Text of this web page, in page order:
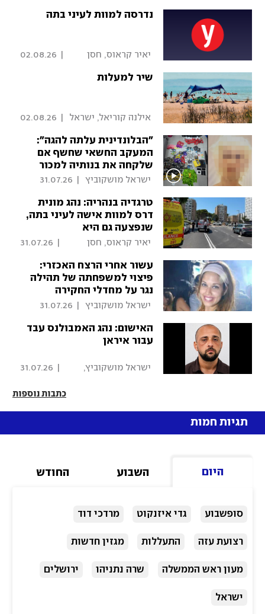
נדרסה למוות לעיני בתה
יאיר קראוס, חסן
מושקוביץ
02.08.26
שיר למעלות
02.08.26
"הבלונדינית עלתה להגה":
המעקב החשאי שחשף אם
שלקחה את בנותיה למכור
סמים | תיעודים בלעדיים
ישראל מושקוביץ 31.07.26
טרגדיה בנהריה: נהג מונית
דרס למוות אישה לעיני בתה,
שנפצעה גם היא
יאיר קראוס, חסן
מושקוביץ
31.07.26
עשור אחרי הרצח האכזרי:
פיצוי למשפחתה של תהילה
נגר על מחדלי החקירה
ישראל מושקוביץ 31.07.26
האישום: נהג האמבולנס עבד
עבור איראן
31.07.26
כתבות נוספות
תגיות חמות
היום השבוע החודש
סופשבוע גדי איזנקוט מרדכי דוד
רצועת עזה התעללות מגזין חדשות
מעון ראש הממשלה שרה נתניהו ירושלים
ישראל